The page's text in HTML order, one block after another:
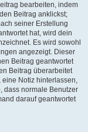
bearbeiten, indem
Beitrag anklickst;
seiner Erstellung
hat, wird dein
Es wird sowohl
angezeigt. Dieser
Beitrag geantwortet
Beitrag überarbeitet
eine Notiz hinterlassen,
dass normale Benutzer
darauf geantwortet